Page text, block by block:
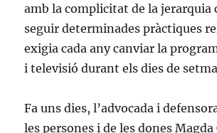
amb la complicitat de la jerarquia
seguir determinades pràctiques
exigia cada any canviar la
i televisió durant els dies de
Fa uns dies, l’advocada i
les persones i de les dones